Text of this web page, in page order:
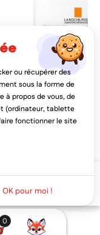
LA ROCHE-POSAY
la roche-posay
solaire teinté clair
15,29€
0
ou récupérer des
sous la forme de
à propos de vous, de
(ordinateur, tablette
fonctionner le site
OK pour moi !